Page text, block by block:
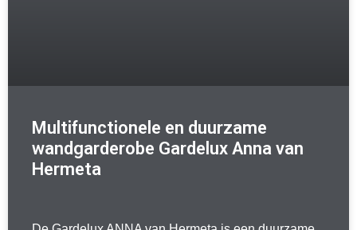
Multifunctionele en duurzame
wandgarderobe Gardelux Anna van
Hermeta